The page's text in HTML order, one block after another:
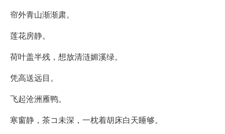
帘外青山渐渐肃。
莲花房静。
荷叶盖半残，想放清涟媚溪绿。
凭高送远目。
飞起沧洲雁鸭。
寒窗静，茶コ未深，一枕着胡床白天睡够。